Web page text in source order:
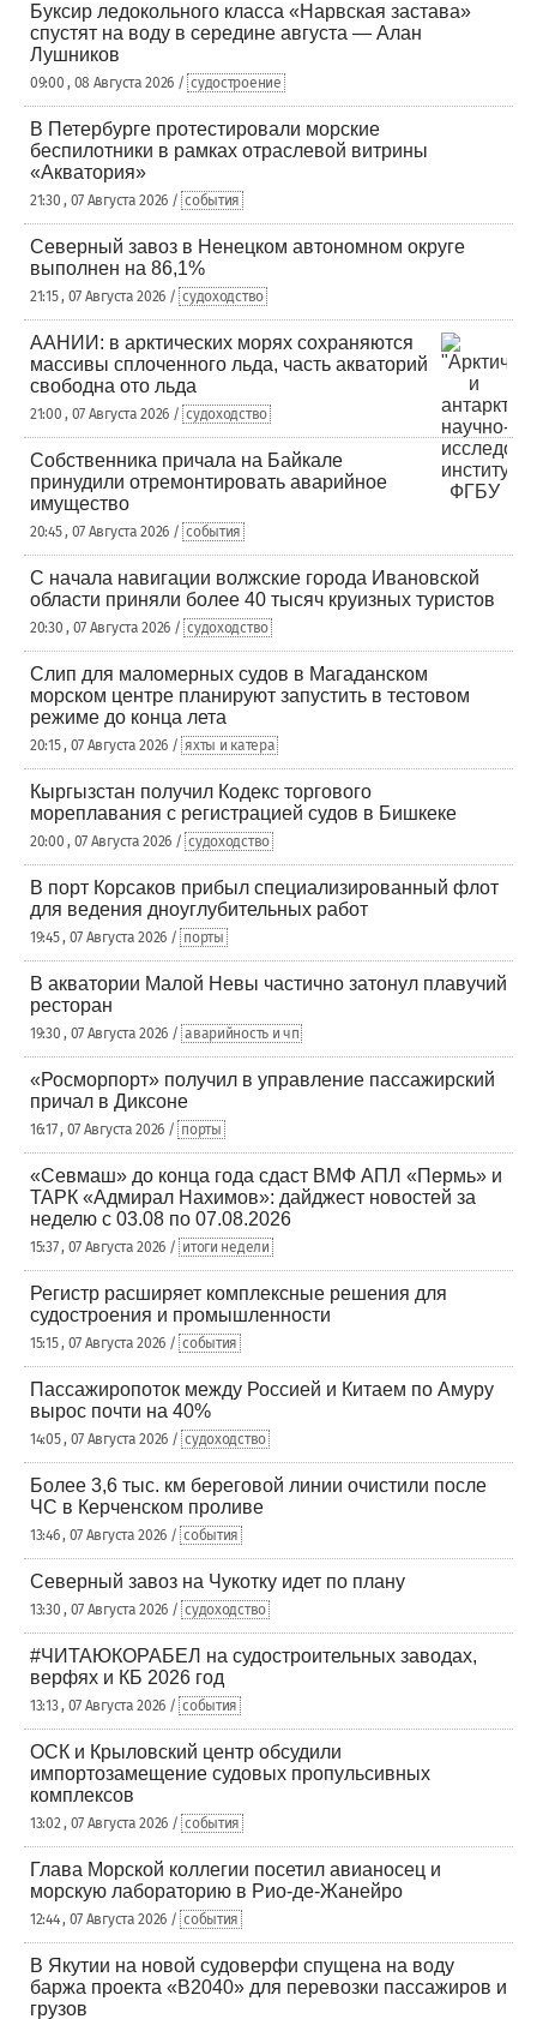
Буксир ледокольного класса «Нарвская застава»
спустят на воду в середине августа — Алан
Лушников
09:00 , 08 Августа 2026 / судостроение
В Петербурге протестировали морские
беспилотники в рамках отраслевой витрины
«Акватория»
21:30 , 07 Августа 2026 / события
Северный завоз в Ненецком автономном округе
выполнен на 86,1%
21:15 , 07 Августа 2026 / судоходство
ААНИИ: в арктических морях сохраняются
массивы сплоченного льда, часть акваторий
свободна ото льда
21:00 , 07 Августа 2026 / судоходство
Собственника причала на Байкале
принудили отремонтировать аварийное
имущество
20:45 , 07 Августа 2026 / события
С начала навигации волжские города Ивановской
области приняли более 40 тысяч круизных туристов
20:30 , 07 Августа 2026 / судоходство
Слип для маломерных судов в Магаданском
морском центре планируют запустить в тестовом
режиме до конца лета
20:15 , 07 Августа 2026 / яхты и катера
Кыргызстан получил Кодекс торгового
мореплавания с регистрацией судов в Бишкеке
20:00 , 07 Августа 2026 / судоходство
В порт Корсаков прибыл специализированный флот
для ведения дноуглубительных работ
19:45 , 07 Августа 2026 / порты
В акватории Малой Невы частично затонул плавучий
ресторан
19:30 , 07 Августа 2026 / аварийность и чп
«Росморпорт» получил в управление пассажирский
причал в Диксоне
16:17 , 07 Августа 2026 / порты
«Севмаш» до конца года сдаст ВМФ АПЛ «Пермь» и
ТАРК «Адмирал Нахимов»: дайджест новостей за
неделю с 03.08 по 07.08.2026
15:37 , 07 Августа 2026 / итоги недели
Регистр расширяет комплексные решения для
судостроения и промышленности
15:15 , 07 Августа 2026 / события
Пассажиропоток между Россией и Китаем по Амуру
вырос почти на 40%
14:05 , 07 Августа 2026 / судоходство
Более 3,6 тыс. км береговой линии очистили после
ЧС в Керченском проливе
13:46 , 07 Августа 2026 / события
Северный завоз на Чукотку идет по плану
13:30 , 07 Августа 2026 / судоходство
#ЧИТАЮКОРАБЕЛ на судостроительных заводах,
верфях и КБ 2026 год
13:13 , 07 Августа 2026 / события
ОСК и Крыловский центр обсудили
импортозамещение судовых пропульсивных
комплексов
13:02 , 07 Августа 2026 / события
Глава Морской коллегии посетил авианосец и
морскую лабораторию в Рио-де-Жанейро
12:44 , 07 Августа 2026 / события
В Якутии на новой судоверфи спущена на воду
баржа проекта «В2040» для перевозки пассажиров и
грузов